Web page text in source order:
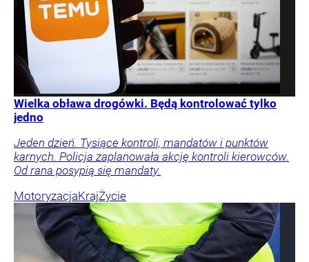
Wielka obława drogówki. Będą kontrolować tylko
jedno
Jeden dzień. Tysiące kontroli, mandatów i punktów
karnych. Policja zaplanowała akcję kontroli kierowców.
Od rana posypią się mandaty.
MotoryzacjaKrajŻycie